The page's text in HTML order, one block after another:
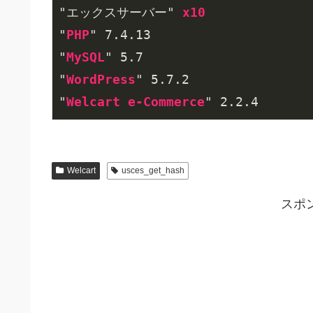
"エックスサーバー" x10
"PHP" 7 .4 .13
"MySQL" 5 .7
"WordPress" 5 .7 .2
"Welcart e-Commerce" 2 .2 .4
Welcart usces_get_hash
スポ